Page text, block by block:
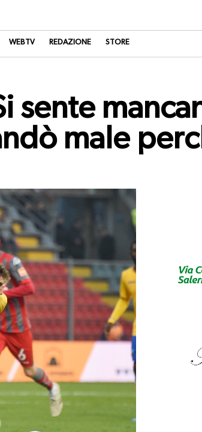
WEBTV REDAZIONE STORE
sente
male